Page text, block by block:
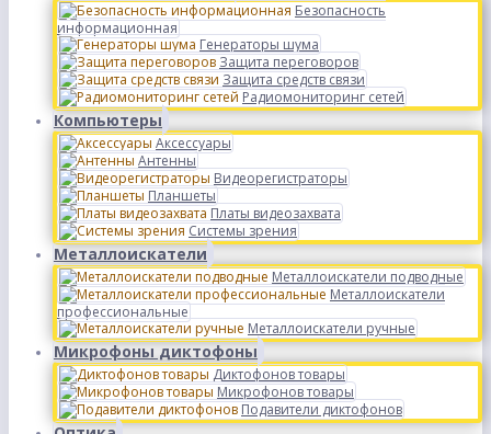
Безопасность
информационная
Генераторы шума
Защита переговоров
Защита средств связи
Радиомониторинг сетей
Компьютеры
Аксессуары
Антенны
Видеорегистраторы
Планшеты
Платы видеозахвата
Системы зрения
Металлоискатели
Металлоискатели подводные
Металлоискатели
профессиональные
Металлоискатели ручные
Микрофоны диктофоны
Диктофонов товары
Микрофонов товары
Подавители диктофонов